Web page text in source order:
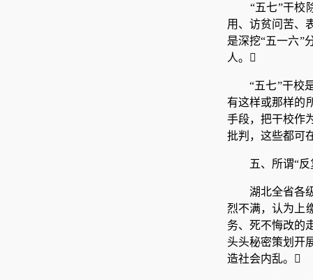
“五七”干校
用、访贫问苦、
是深挖“五一六”
人。
“五七”干校
有这样或那样的
手段，把干校作
批判，这些都可
五、所谓“
湖北全省各
烈不满，认为上
务、死不悔改的
头头秘密策划开
造社会内乱。